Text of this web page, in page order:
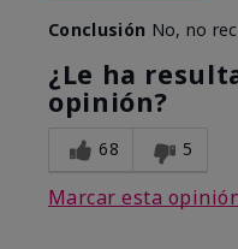
Conclusión No, no
¿Le ha
opinión?
68 5
Marcar esta